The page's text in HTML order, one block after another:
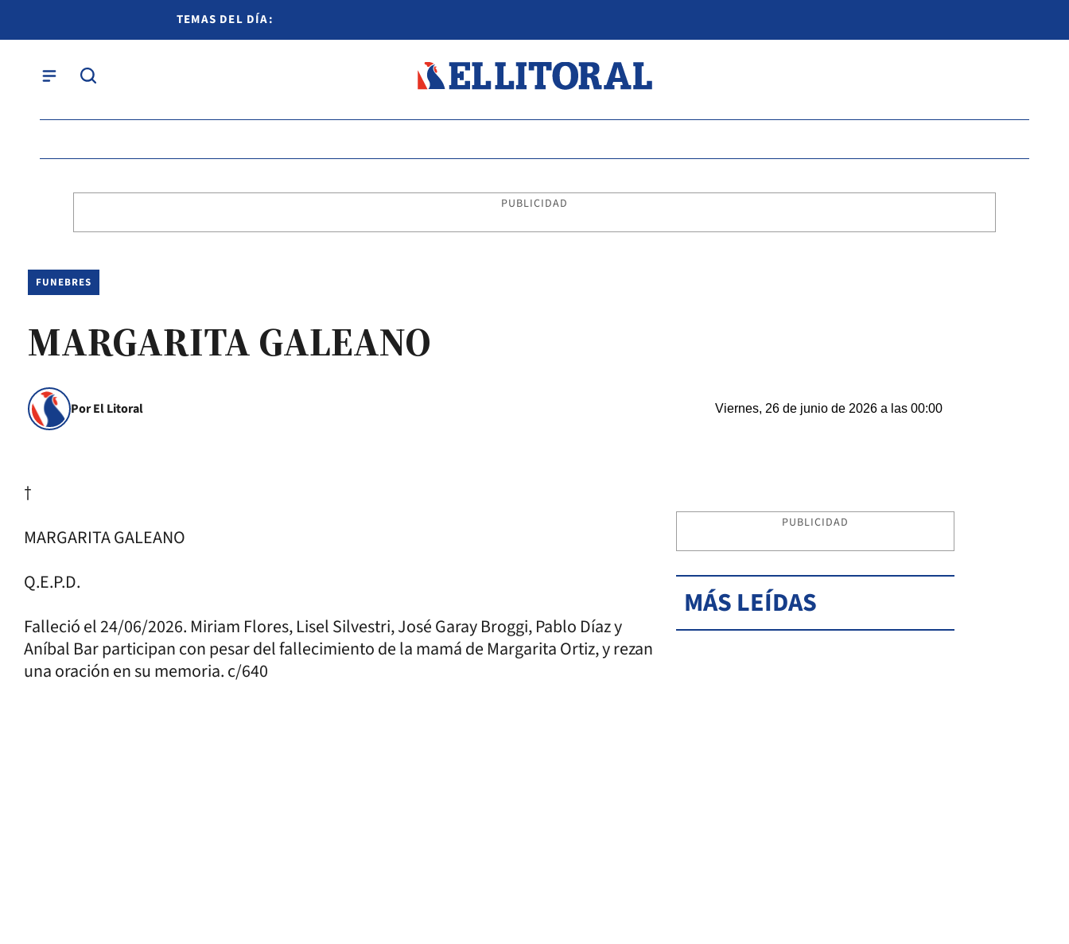
TEMAS DEL DÍA:
PUBLICIDAD
FUNEBRES
MARGARITA GALEANO
Por El Litoral Viernes, 26 de junio de 2026 a las 00:00
†
MARGARITA GALEANO
Q.E.P.D.
Falleció el 24/06/2026. Miriam Flores, Lisel Silvestri, José Garay Broggi, Pablo Díaz y
Aníbal Bar participan con pesar del fallecimiento de la mamá de Margarita Ortiz, y rezan
una oración en su memoria. c/640
PUBLICIDAD
MÁS LEÍDAS